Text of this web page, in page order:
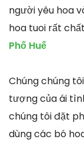
người yêu hoa
hoa tuoi rất
Phố Huế
Chúng chúng
tượng của ái
chúng tôi đặt
dùng các bó